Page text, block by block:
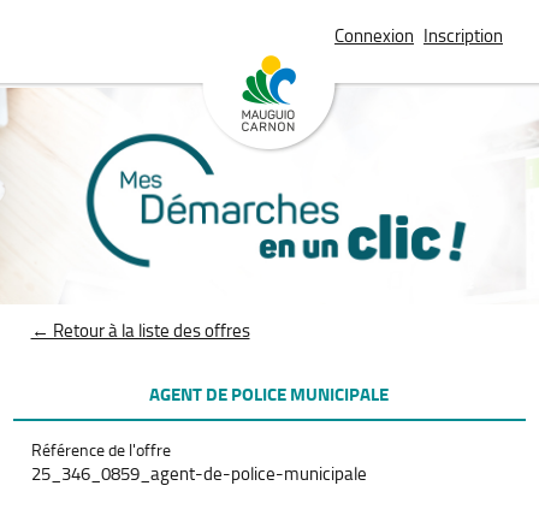
Connexion Inscription
← Retour à la liste des offres
AGENT DE POLICE MUNICIPALE
Référence de l'offre
25_346_0859_agent-de-police-municipale